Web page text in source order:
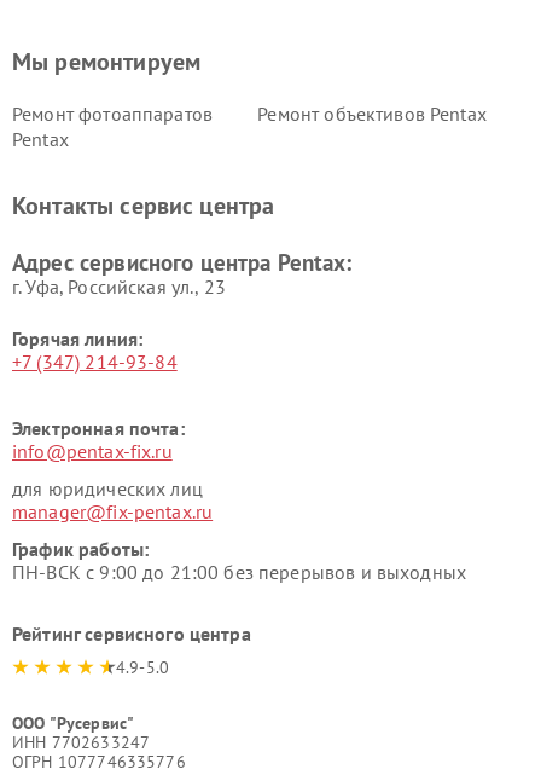
Мы ремонтируем
Ремонт фотоаппаратов
Pentax
Ремонт объективов Pentax
Контакты сервис центра
Адрес сервисного центра Pentax:
г. Уфа, Российская ул., 23
Горячая линия:
+7 (347) 214-93-84
Электронная почта:
info@pentax-fix.ru
для юридических лиц
manager@fix-pentax.ru
График работы:
ПН-ВСК с 9:00 до 21:00 без перерывов и выходных
Рейтинг сервисного центра
4.9-5.0
ООО "Русервис"
ИНН 7702633247
ОГРН 1077746335776